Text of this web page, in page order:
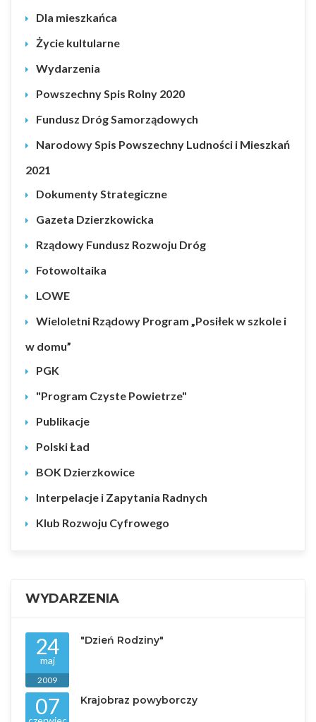
Dla mieszkańca
Życie kultularne
Wydarzenia
Powszechny Spis Rolny 2020
Fundusz Dróg Samorządowych
Narodowy Spis Powszechny Ludności i Mieszkań
2021
Dokumenty Strategiczne
Gazeta Dzierzkowicka
Rządowy Fundusz Rozwoju Dróg
Fotowoltaika
LOWE
Wieloletni Rządowy Program „Posiłek w szkole i
w domu”
PGK
"Program Czyste Powietrze"
Publikacje
Polski Ład
BOK Dzierzkowice
Interpelacje i Zapytania Radnych
Klub Rozwoju Cyfrowego
WYDARZENIA
24
maj
2009
"Dzień Rodziny"
07 Krajobraz powyborczy